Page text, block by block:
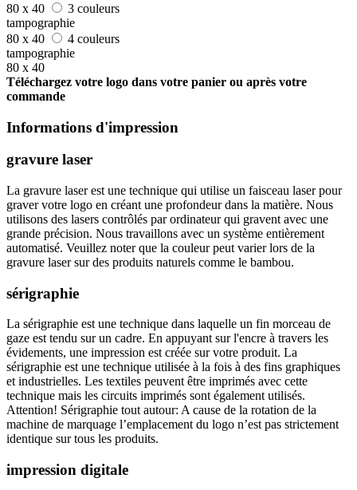
80 x 40
3 couleurs
tampographie
80 x 40
4 couleurs
tampographie
80 x 40
Téléchargez votre logo dans votre panier ou après votre
commande
Informations d'impression
gravure laser
La gravure laser est une technique qui utilise un faisceau laser pour
graver votre logo en créant une profondeur dans la matière. Nous
utilisons des lasers contrôlés par ordinateur qui gravent avec une
grande précision. Nous travaillons avec un système entièrement
automatisé. Veuillez noter que la couleur peut varier lors de la
gravure laser sur des produits naturels comme le bambou.
sérigraphie
La sérigraphie est une technique dans laquelle un fin morceau de
gaze est tendu sur un cadre. En appuyant sur l'encre à travers les
évidements, une impression est créée sur votre produit. La
sérigraphie est une technique utilisée à la fois à des fins graphiques
et industrielles. Les textiles peuvent être imprimés avec cette
technique mais les circuits imprimés sont également utilisés.
Attention! Sérigraphie tout autour: A cause de la rotation de la
machine de marquage l’emplacement du logo n’est pas strictement
identique sur tous les produits.
impression digitale